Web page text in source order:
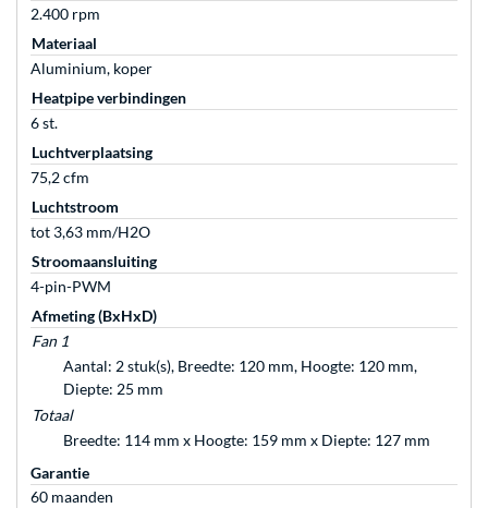
2.400 rpm
Materiaal
Aluminium, koper
Heatpipe verbindingen
6 st.
Luchtverplaatsing
75,2 cfm
Luchtstroom
tot 3,63 mm/H2O
Stroomaansluiting
4-pin-PWM
Afmeting (BxHxD)
Fan 1
Aantal: 2 stuk(s), Breedte: 120 mm, Hoogte: 120 mm,
Diepte: 25 mm
Totaal
Breedte: 114 mm x Hoogte: 159 mm x Diepte: 127 mm
Garantie
60 maanden